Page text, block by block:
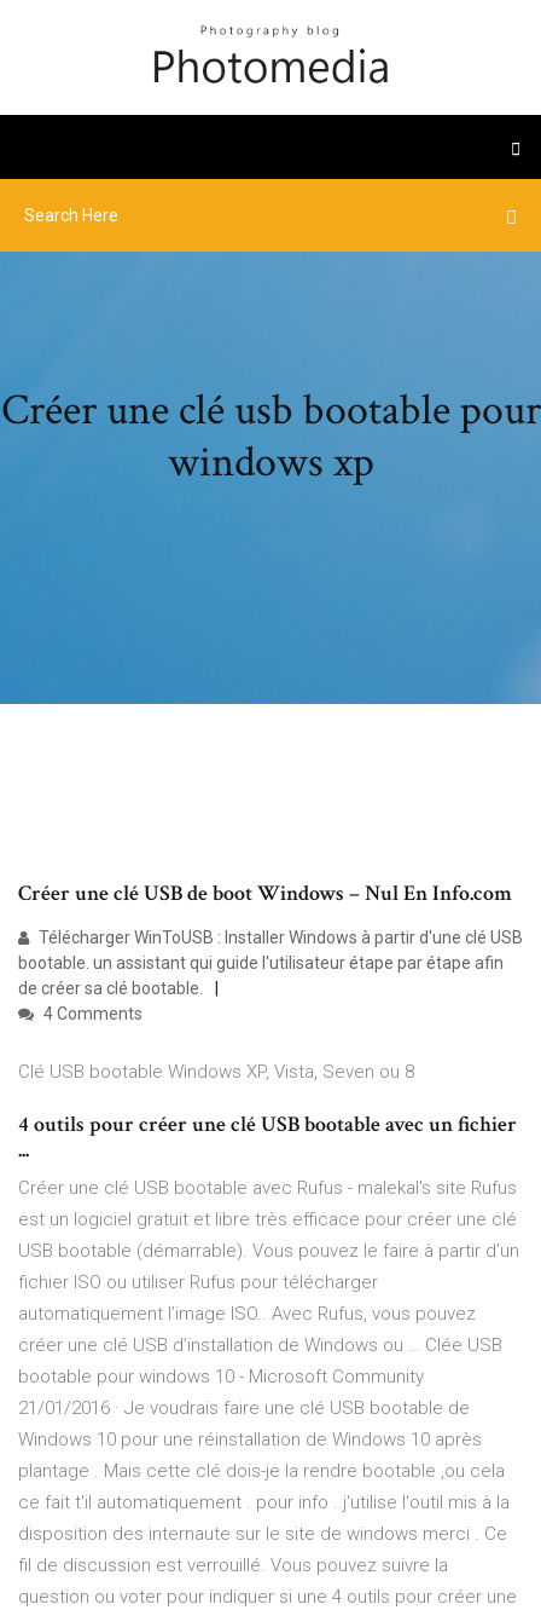
Créer une clé usb bootable pour
windows xp
Créer une clé USB de boot Windows – Nul En Info.com
Télécharger WinToUSB : Installer Windows à partir d'une clé USB
bootable. un assistant qui guide l'utilisateur étape par étape afin
de créer sa clé bootable.
4 Comments
Clé USB bootable Windows XP, Vista, Seven ou 8
4 outils pour créer une clé USB bootable avec un fichier
...
Créer une clé USB bootable avec Rufus - malekal's site Rufus
est un logiciel gratuit et libre très efficace pour créer une clé
USB bootable (démarrable). Vous pouvez le faire à partir d’un
fichier ISO ou utiliser Rufus pour télécharger
automatiquement l’image ISO.. Avec Rufus, vous pouvez
créer une clé USB d’installation de Windows ou … Clée USB
bootable pour windows 10 - Microsoft Community
21/01/2016 · Je voudrais faire une clé USB bootable de
Windows 10 pour une réinstallation de Windows 10 après
plantage . Mais cette clé dois-je la rendre bootable ,ou cela
ce fait t'il automatiquement . pour info ..j'utilise l'outil mis à la
disposition des internaute sur le site de windows merci . Ce
fil de discussion est verrouillé. Vous pouvez suivre la
question ou voter pour indiquer si une 4 outils pour créer une